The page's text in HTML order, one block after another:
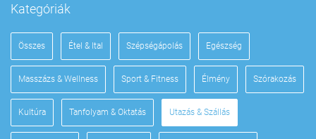
Kategóriák
Összes Étel & Ital Szépségápolás Egészség
Masszázs & Wellness Sport & Fitness Élmény Szórakozás
Kultúra Tanfolyam & Oktatás Utazás & Szállás